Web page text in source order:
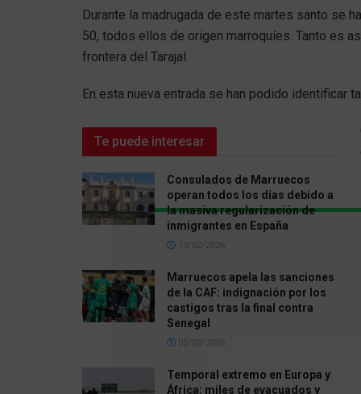
Durante la madrugada de este martes santo se
50, todos ellos de origen marroquíes. Tanto es
frontera del Tarajal.
En esta nueva entrada se han podido identificar
Te puede interesar
Consulados de Marruecos
operan todos los días debido a
la masiva regularización de
inmigrantes en España
10/02/2026
Marruecos apela las sanciones
de la CAF: indignación por los
castigos tras la final contra
Senegal
05/02/2026
Temporal extremo en Europa y
África: miles de evacuados y